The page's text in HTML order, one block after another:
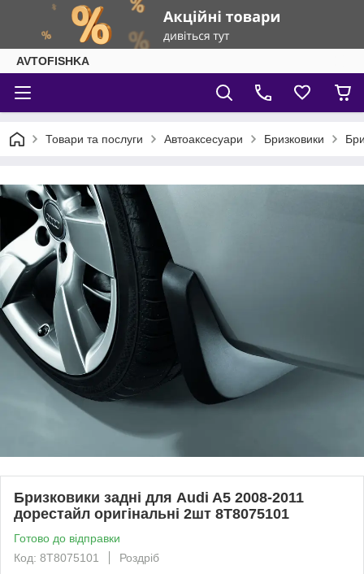
AVTOFISHKA
Товари та послуги Автоаксесуари Бризковики
Бризковики задні для Audi A5 2008-2011
дорестайл оригінальні 2шт 8T8075101
Готово до відправки
Код: 8T8075101
Роздріб